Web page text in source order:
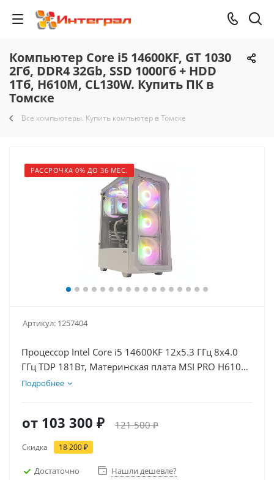
Компьютер Core i5 14600KF, GT 1030
2Гб, DDR4 32Gb, SSD 1000Гб + HDD
1Тб, H610M, CL130W. Купить ПК в
Томске
Все компьютеры. Купить компьютер в Томске
РАССРОЧКА 0% ДО 36 МЕС.
Артикул: 1257404
Процессор Intel Core i5 14600KF 12x5.3 ГГц 8x4.0
ГГц TDP 181Вт, Материнская плата MSI PRO H610M-
E, Видеокарта GT 1030 2Гб, Память DDR4 32Gb,
Подробнее
от 103 300 ₽ 121 500 ₽
Скидка 18 200 ₽
Достаточно
Нашли дешевле?